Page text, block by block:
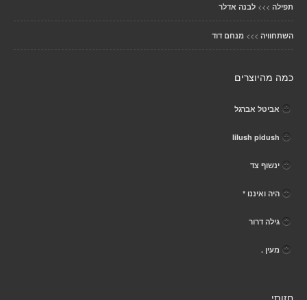
תפילה >>> לבנה אדלר
השתחוויה >>> מנחם דוד
כמה מהיוצרים
אביטל אברגל
lilush pidush
ינשוף צד
היה ואיננו *
גילה דרור
מעין .